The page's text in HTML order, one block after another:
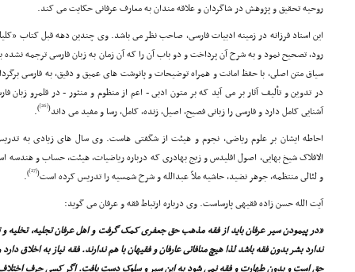
روحیه تحقیق و پژوهش در شاگردان و علاقه مندان به معارف عرفانى حکایت مى کند.
این استاد فرزانه در زمینه ادبیات فارسى، صاحب نظر مى باشد. وى چندین دهه قبل کتاب
رود، تصحیح نمود و به شرح آن پرداخت و دو باب آن را که آن زمان به زبان فارسى ترجمه نشده
سیاق متن اصلى، با حفظ امانت و همراه توضیحات و پانوشت هاى عمیق و دقیق، به فارسى
در تدوین و تألیف آثار بر مى آید که بر متون ادبى - اعم از منظوم و منثور - در قلمرو زبان
آشنایى کامل دارد و فارسى را زبانى فصیح، اصیل، زنده، کامل، رسا و مفید مى داند(
[26]
)
.
احاطه ایشان بر علوم ریاضى، نجوم و هیئت از شگفتى هاست. وى سال هاى زیادى به
الافلاک شیخ بهایى، اصول اقلیدس و زیج بهادرى که درباره ریاضیات، هیئت، حساب و
و لئالى منتظمه، جوهر نضید، حاشیه ملاّ عبدالله و شرح شمسیه را تدریس کرده است(
[27]
)
.
آیت الله حسن زاده فقیهى پارساست. وى درباره ارتباط فقه و عرفان مى گوید:
«در پیمودن سیر عرفان باید از فقه مذهب حق جعفرى کمک گرفت و اهل عرفان تجلیه، تخلیه و
ندارد بشر بدون فقه باشد لذا هیچ منافاتى عارفان و فقیهان با هم ندارند. فقه نیاز به اخلاق
حق است و بدون طهارت و فقه نمى شود به این سیر و سلوک دست یافت. اگر کسى حرف اختلاف